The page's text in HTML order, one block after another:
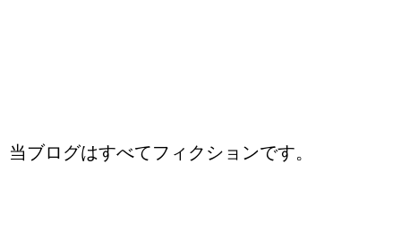
当ブログはすべてフィクションです。